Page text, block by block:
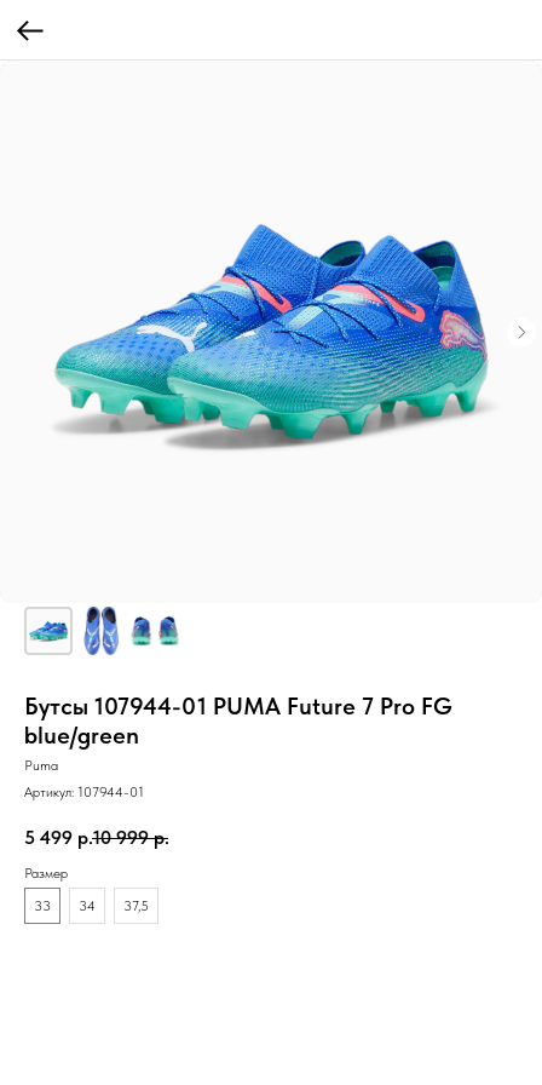
Бутсы 107944-01 PUMA Future 7 Pro FG
blue/green
Puma
Артикул: 107944-01
5 499 р.10 999 р.
Размер
33
34 37,5